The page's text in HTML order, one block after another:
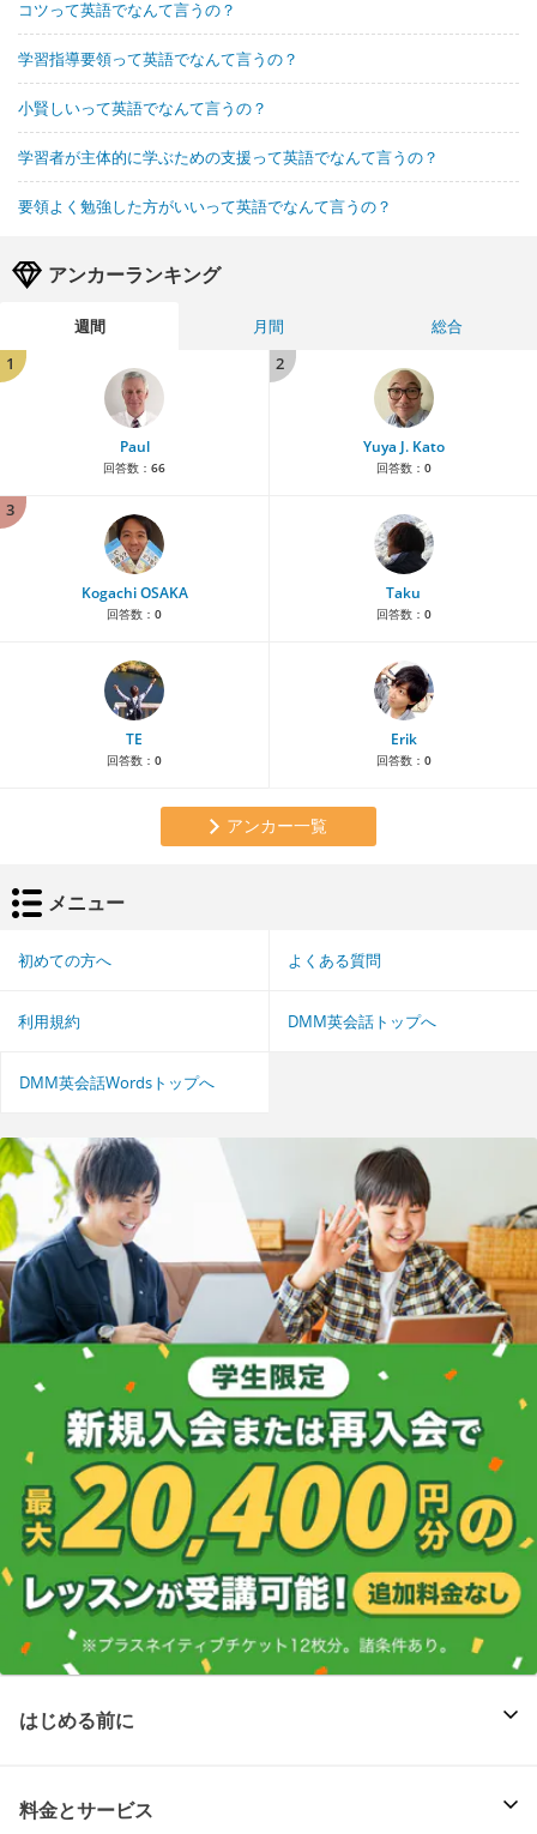
コツって英語でなんて言うの？
学習指導要領って英語でなんて言うの？
小賢しいって英語でなんて言うの？
学習者が主体的に学ぶための支援って英語でなんて言うの？
要領よく勉強した方がいいって英語でなんて言うの？
アンカーランキング
週間 月間
総合
1
Paul
回答数： 66
2
Yuya J. Kato
回答数： 0
3
Kogachi OSAKA
回答数： 0
Taku
回答数： 0
TE
回答数： 0
Erik
回答数： 0
アンカー一覧
メニュー
初めての方へ よくある質問
利用規約 DMM英会話トップへ
DMM英会話Wordsトップへ
はじめる前に
料金とサービス